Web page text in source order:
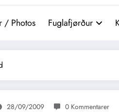
/ Photos Fuglafjørður
28/09/2009 0 Kommentarer